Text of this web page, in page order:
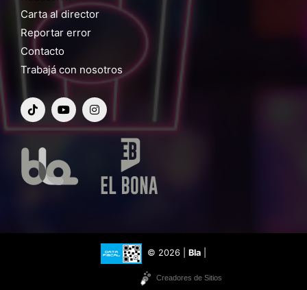
Carta al director
Reportar error
Contacto
Trabajá con nosotros
© 2026 | Bla
Creadores de Sitios